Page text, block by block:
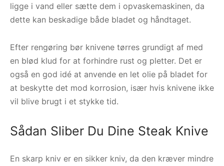
ligge i vand eller sætte dem i opvaskemaskinen, da
dette kan beskadige både bladet og håndtaget.
Efter rengøring bør knivene tørres grundigt af med
en blød klud for at forhindre rust og pletter. Det er
også en god idé at anvende en let olie på bladet for
at beskytte det mod korrosion, især hvis knivene ikke
vil blive brugt i et stykke tid.
Sådan Sliber Du Dine Steak Knive
En skarp kniv er en sikker kniv, da den kræver mindre